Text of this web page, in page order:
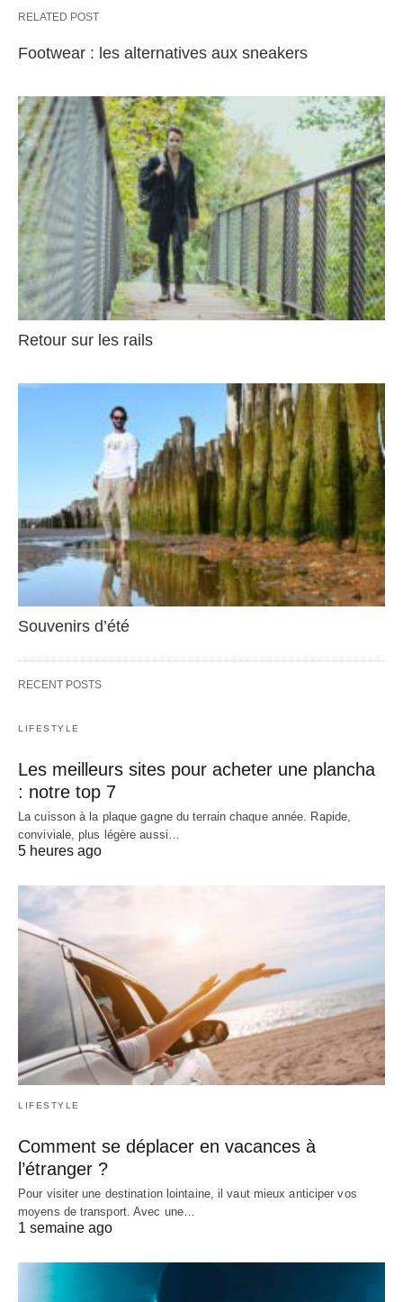
RELATED POST
Footwear : les alternatives aux sneakers
Retour sur les rails
Souvenirs d’été
RECENT POSTS
LIFESTYLE
Les meilleurs sites pour acheter une plancha
: notre top 7
La cuisson à la plaque gagne du terrain chaque année. Rapide,
conviviale, plus légère aussi…
5 heures ago
LIFESTYLE
Comment se déplacer en vacances à
l’étranger ?
Pour visiter une destination lointaine, il vaut mieux anticiper vos
moyens de transport. Avec une…
1 semaine ago